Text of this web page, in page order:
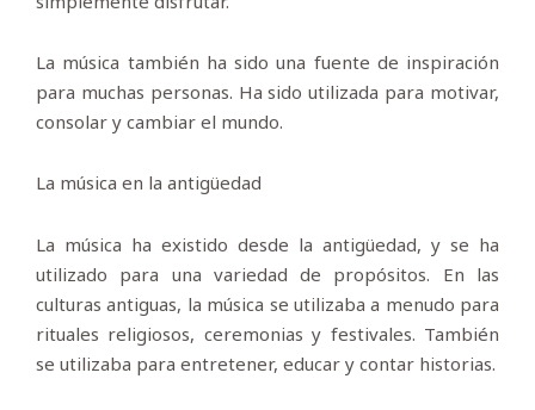
La música también ha sido una fuente de inspiración
para muchas personas. Ha sido utilizada para motivar,
consolar y cambiar el mundo.
La música en la antigüedad
La música ha existido desde la antigüedad, y se ha
utilizado para una variedad de propósitos. En las
culturas antiguas, la música se utilizaba a menudo para
rituales religiosos, ceremonias y festivales. También
se utilizaba para entretener, educar y contar historias.